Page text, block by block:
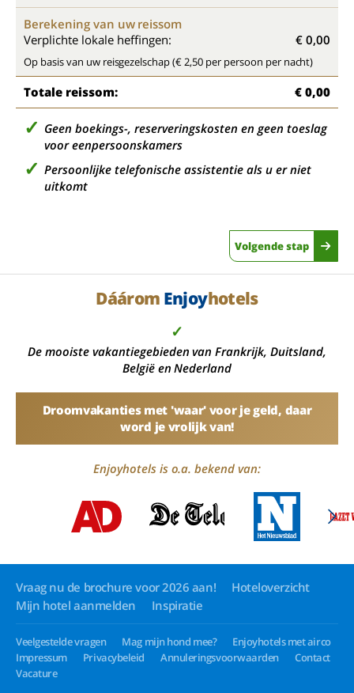
Berekening van uw reissom
Verplichte lokale heffingen:
€ 0,00
Op basis van uw reisgezelschap (€ 2,50 per persoon per nacht)
Totale reissom: € 0,00
Geen boekings-, reserveringskosten en geen toeslag
voor eenpersoonskamers
Persoonlijke telefonische assistentie als u er niet
uitkomt
Volgende stap
Dáárom Enjoyhotels
✓
De mooiste vakantiegebieden van Frankrijk, Duitsland,
België en Nederland
Droomvakanties met 'waar' voor je geld, daar
word je vrolijk van!
Enjoyhotels is o.a. bekend van:
Vraag nu de brochure voor 2026 aan!
Hoteloverzicht
Mijn hotel aanmelden
Inspiratie
Veelgestelde vragen Mag mijn hond mee?
Enjoyhotels met airco
Impressum
Privacybeleid Annuleringsvoorwaarden
Contact
Vacature